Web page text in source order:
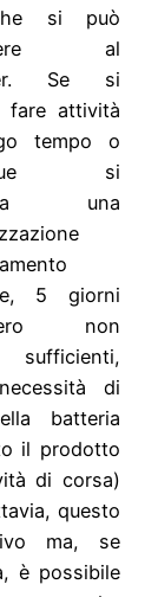
si può
al
Se si
fare attività
tempo o
si
una
5 giorni
non
sufficienti,
di
batteria
il prodotto
di corsa)
questo
ma, se
è possibile